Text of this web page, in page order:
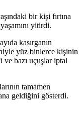
bir kişi fırtına
yitirdi.
kasırganın
yüz binlerce kişinin
ve bazı uçuşlar iptal
tamamen
geldiğini gösterdi.